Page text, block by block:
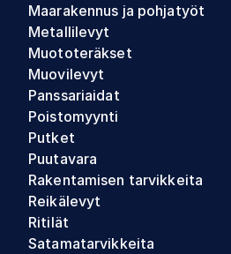
Maarakennus ja pohjatyöt
Metallilevyt
Muototeräkset
Muovilevyt
Panssariaidat
Poistomyynti
Putket
Puutavara
Rakentamisen tarvikkeita
Reikälevyt
Ritilät
Satamatarvikkeita